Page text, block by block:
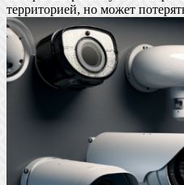
территорией, но может